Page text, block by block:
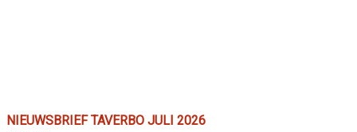
NIEUWSBRIEF TAVERBO JULI 2026